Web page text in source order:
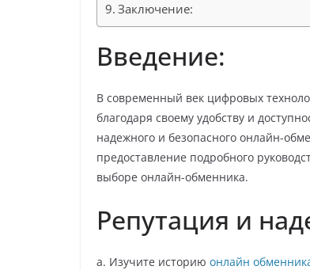
Заключение:
Введение:
В современный век цифровых
благодаря своему удобству и
надежного и безопасного онлайн-
предоставление подробного
выборе онлайн-обменника.
Репутация и
а. Изучите историю онлайн